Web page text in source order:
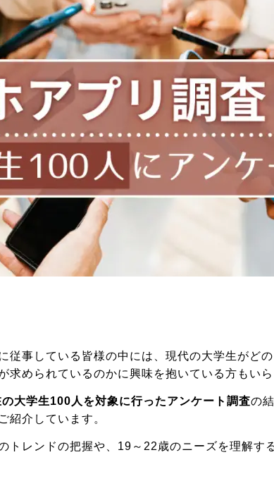
従事している皆様の中には、現代の大学生がど
求められているのかに興味を抱いている方もいら
大学生100人を対象に行ったアンケート調査の
紹介しています。
トレンドの把握や、19～22歳のニーズを理解す